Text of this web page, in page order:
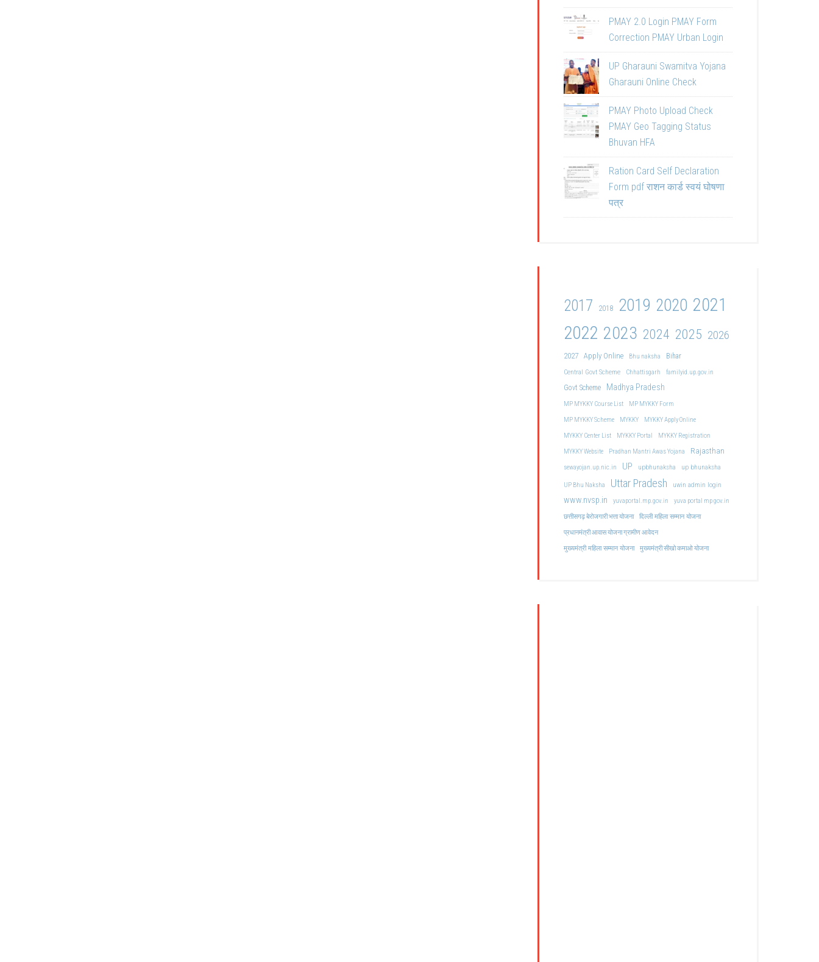
PMAY 2.0 Login PMAY Form
Correction PMAY Urban Login
UP Gharauni Swamitva Yojana
Gharauni Online Check
PMAY Photo Upload Check
PMAY Geo Tagging Status
Bhuvan HFA
Ration Card Self Declaration
Form pdf राशन कार्ड स्वयं घोषणा
पत्र
2017 2018 2019 2020 2021
2022 2023 2024 2025 2026
2027 Apply Online Bhu naksha
Bihar
Central Govt Scheme
Chhattisgarh familyid.up.gov.in
Govt Scheme Madhya Pradesh
MP MYKKY Course List
MP MYKKY Form
MP MYKKY Scheme
MYKKY
MYKKY Apply Online
MYKKY Center List
MYKKY Portal
MYKKY Registration
MYKKY Website
Pradhan Mantri Awas Yojana Rajasthan
sewayojan.up.nic.in UP upbhunaksha up bhunaksha
UP Bhu Naksha Uttar Pradesh uwin admin login
www.nvsp.in yuvaportal.mp.gov.in
yuva portal mp gov.in
छत्तीसगढ़ बेरोजगारी भत्ता योजना
दिल्ली महिला सम्मान योजना
प्रधानमंत्री आवास योजना ग्रामीण आवेदन
मुख्यमंत्री महिला सम्मान योजना मुख्यमंत्री सीखो कमाओ योजना